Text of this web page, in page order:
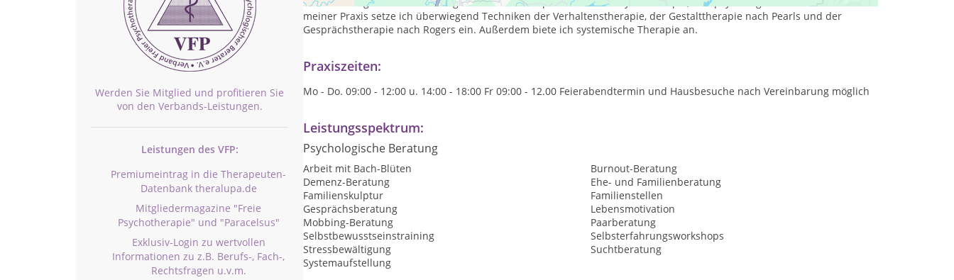
Werden Sie Mitglied und profitieren Sie
von den Verbands-Leistungen.
Leistungen des VFP:
Premiumeintrag in die Therapeuten-
Datenbank theralupa.de
Mitgliedermagazine "Freie
Psychotherapie" und "Paracelsus"
Exklusiv-Login zu wertvollen
Informationen zu z.B. Berufs-, Fach-,
Rechtsfragen u.v.m.
meiner Praxis setze ich überwiegend Techniken der Verhaltenstherapie, der Gestalttherapie nach Pearls und der
Gesprächstherapie nach Rogers ein. Außerdem biete ich systemische Therapie an.
Praxiszeiten:
Mo - Do. 09:00 - 12:00 u. 14:00 - 18:00 Fr 09:00 - 12.00 Feierabendtermin und Hausbesuche nach Vereinbarung möglich
Leistungsspektrum:
Psychologische Beratung
Arbeit mit Bach-Blüten
Burnout-Beratung
Demenz-Beratung
Ehe- und Familienberatung
Familienskulptur
Familienstellen
Gesprächsberatung
Lebensmotivation
Mobbing-Beratung
Paarberatung
Selbstbewusstseinstraining
Selbsterfahrungsworkshops
Stressbewältigung
Suchtberatung
Systemaufstellung